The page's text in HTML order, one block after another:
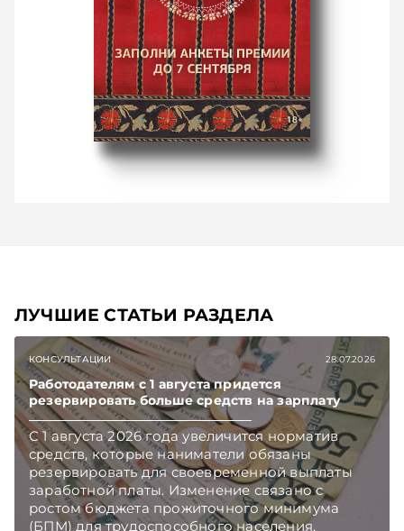
ЛУЧШИЕ СТАТЬИ РАЗДЕЛА
КОНСУЛЬТАЦИИ 28.07.2026
Работодателям с 1 августа придется
резервировать больше средств на зарплату
С 1 августа 2026 года увеличится норматив
средств, которые наниматели обязаны
резервировать для своевременной выплаты
заработной платы. Изменение связано с
ростом бюджета прожиточного минимума
(БПМ) для трудоспособного населения,